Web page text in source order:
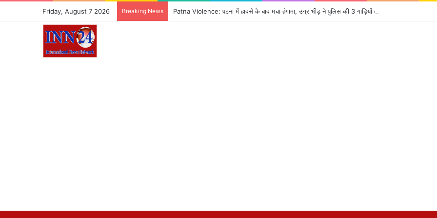
Friday, August 7 2026 Breaking News Patna Violence: पटना में हादसे के बाद मचा हंगामा, उग्र भीड़ ने पुलिस की 3 गाड़ियों को किया आग के हवाले